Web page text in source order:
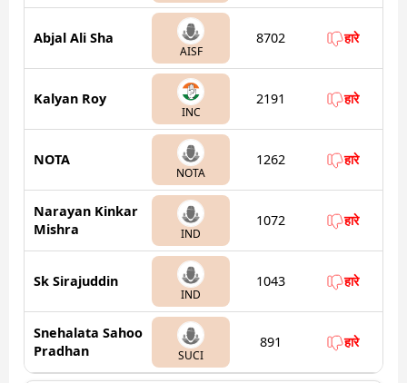
Abjal Ali Sha
AISF
8702 हारे
Kalyan Roy
INC
2191 हारे
NOTA
NOTA
1262 हारे
Narayan Kinkar
Mishra
IND
1072 हारे
Sk Sirajuddin
IND
1043 हारे
Snehalata Sahoo
Pradhan
SUCI
891 हारे